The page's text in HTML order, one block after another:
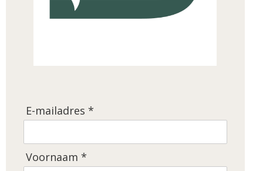
E-mailadres *
Voornaam *